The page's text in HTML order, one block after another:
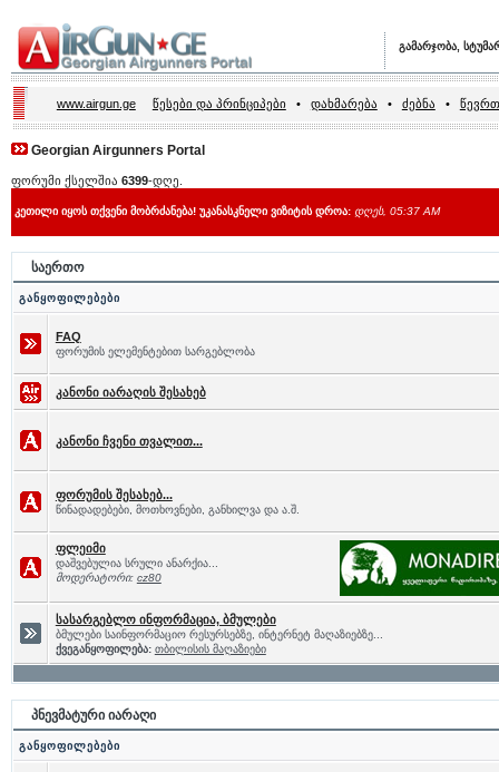
გამარჯობა,
www.airgun.ge წესები და პრინციპები • დახმარება • ძებნა •
Georgian Airgunners Portal
ფორუმი ქსელშია 6399-დღე.
კეთილი იყოს თქვენი მობრძანება! უკანასკნელი ვიზიტის დროა: დღეს, 05:37 AM
საერთო
განყოფილებები
FAQ
ფორუმის ელემენტებით სარგებლობა
კანონი იარაღის შესახებ
კანონი ჩვენი თვალით...
ფორუმის შესახებ...
წინადადებები, მოთხოვნები, განხილვა და ა.შ.
ფლეიმი
დაშვებულია სრული ანარქია...
მოდერატორი: cz80
სასარგებლო ინფორმაცია, ბმულები
ბმულები საინფორმაციო რესურსებზე, ინტერნეტ მაღაზიებზე...
ქვეგანყოფილება: თბილისის მაღაზიები
პნევმატური იარაღი
განყოფილებები